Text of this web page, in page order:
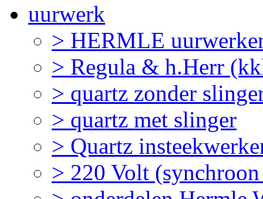
uurwerk
> HERMLE
> Regula & h.Herr
> quartz zonder
> quartz met slinger
> Quartz
> 220 Volt